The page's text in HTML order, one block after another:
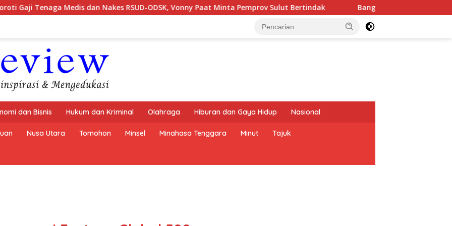
dan Nakes RSUD-ODSK, Vonny Paat Minta Pemprov Sulut Bertindak Banggar DPRD dan TAPD Sulut Matangkan
dan Bisnis Hukum dan Kriminal Olahraga Hiburan dan Gaya Hidup Nasional
Nusa Utara Tomohon Minsel Minahasa Tenggara Minut Tajuk